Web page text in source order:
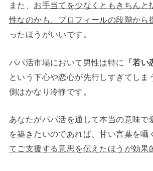
また、 お手当てを少なくともきちんと
性なのかも、プロフィールの段階から
ったほうがいいです。
パパ活市場において男性は特に
「若い
という下心や恋心が先行しすぎてしま
側はかなり冷静です。
あなたがパパ活を通して本当の意味で
を築きたいのであれば、甘い言葉を囁
てご支援する意思を伝えたほうが効果